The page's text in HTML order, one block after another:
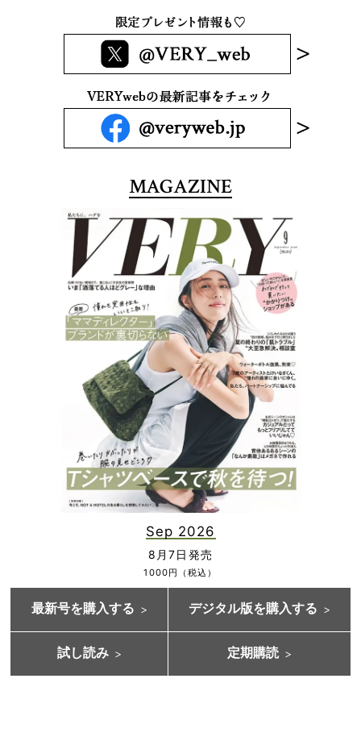
MAGAZINE
Sep 2026
8月7日発売
1000円（税込）
最新号を購入する デジタル版を購入する
試し読み 定期購読